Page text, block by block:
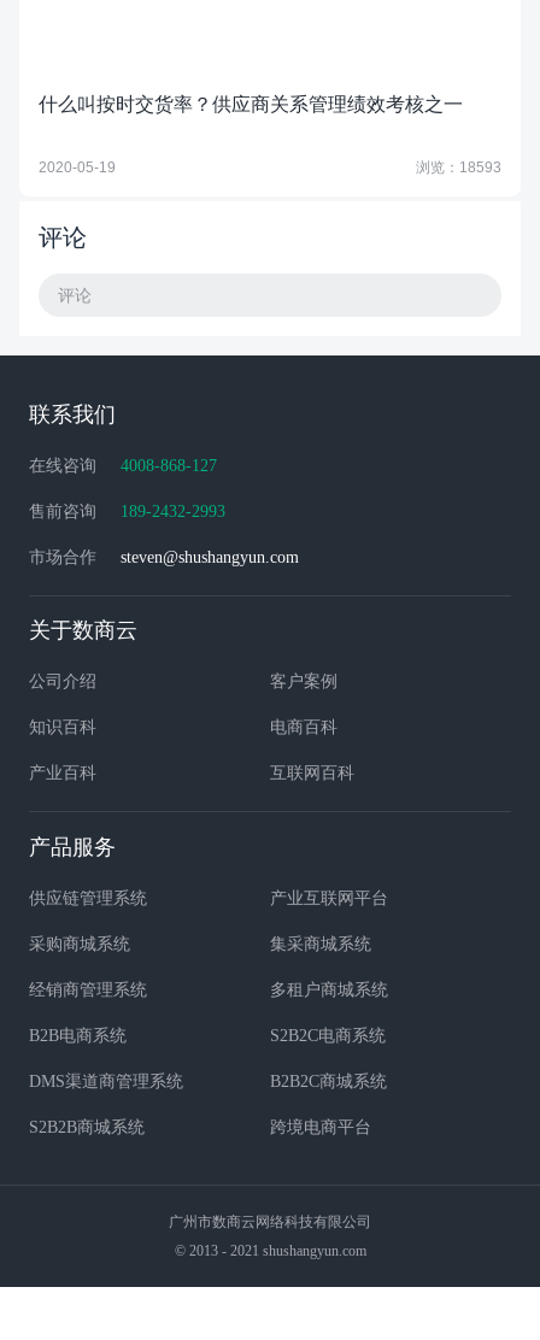
什么叫按时交货率？供应商关系管理绩效考核之一
2020-05-19 浏览：18593
评论
评论
联系我们
在线咨询 4008-868-127
售前咨询 189-2432-2993
市场合作 steven@shushangyun.com
关于数商云
公司介绍 客户案例
知识百科 电商百科
产业百科 互联网百科
产品服务
供应链管理系统 产业互联网平台
采购商城系统 集采商城系统
经销商管理系统 多租户商城系统
B2B电商系统 S2B2C电商系统
DMS渠道商管理系统 B2B2C商城系统
S2B2B商城系统 跨境电商平台
广州市数商云网络科技有限公司
© 2013 - 2021 shushangyun.com